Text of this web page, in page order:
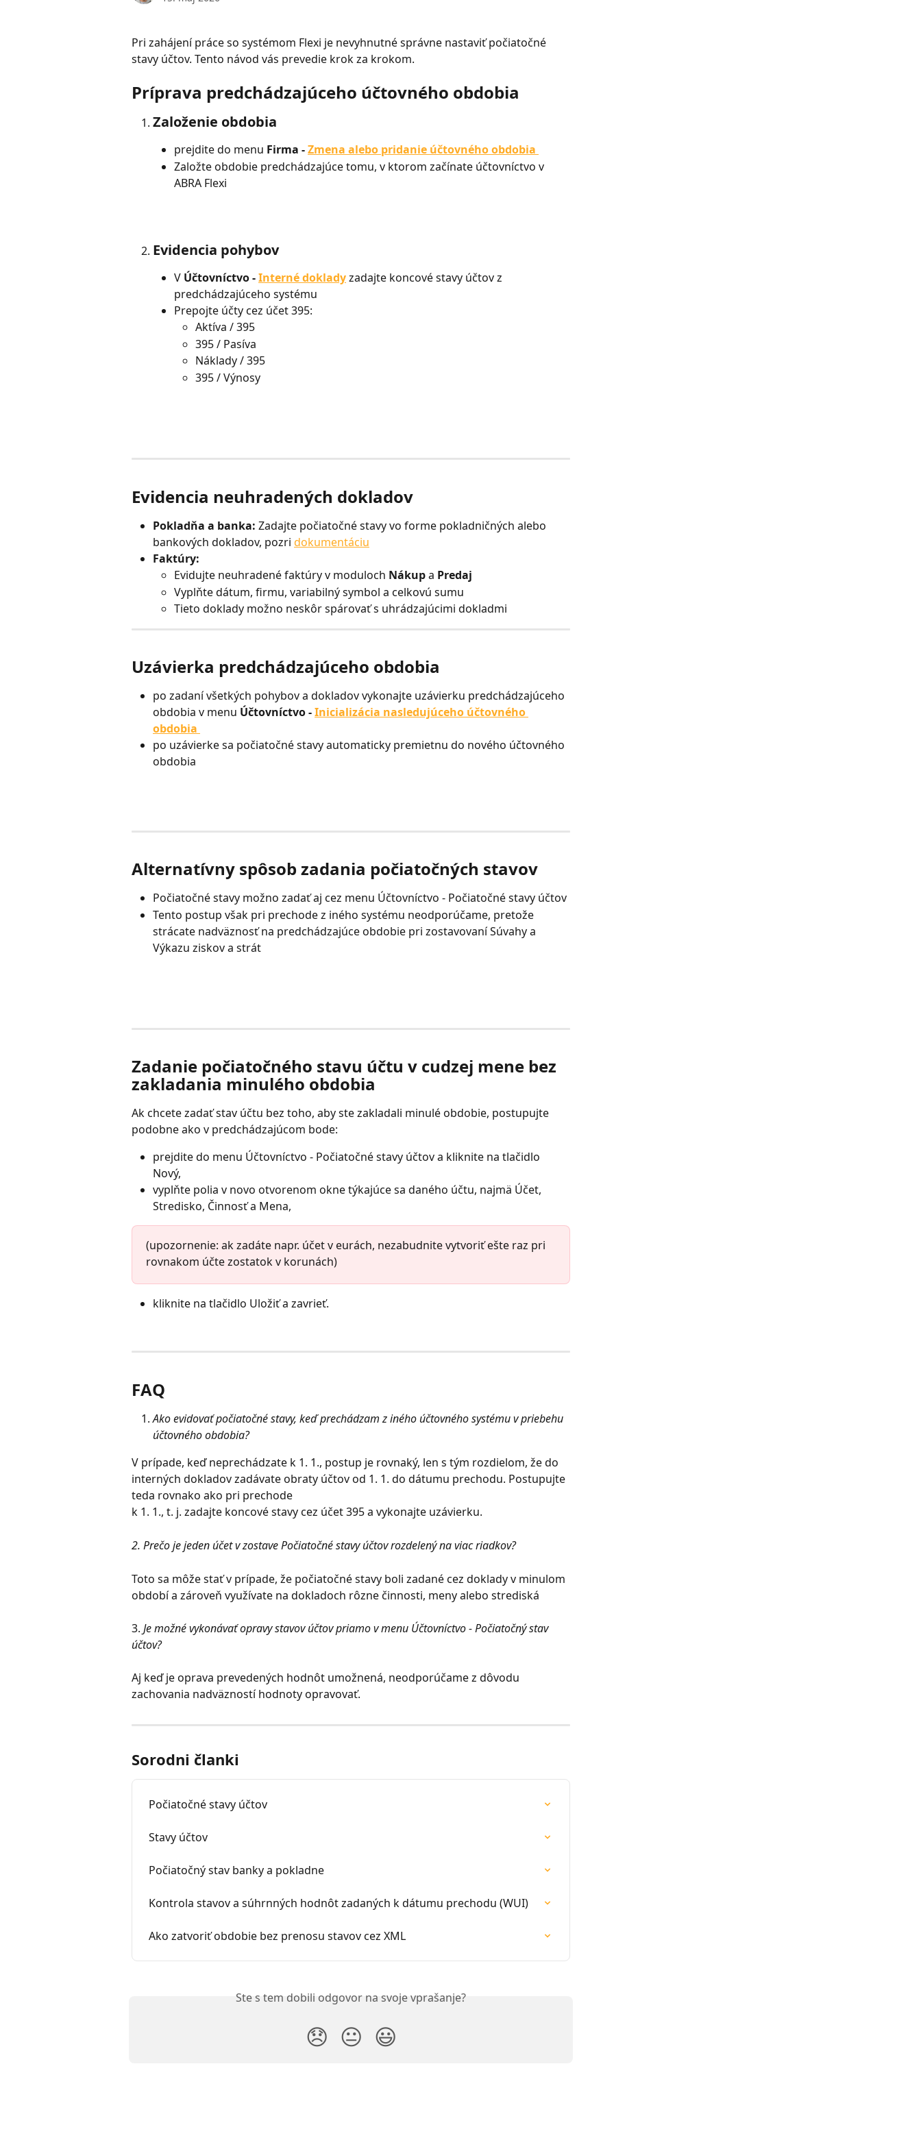
Pri zahájení práce so systémom Flexi je nevyhnutné správne nastaviť počiatočné
stavy účtov. Tento návod vás prevedie krok za krokom.
Príprava predchádzajúceho účtovného obdobia
Založenie obdobia
prejdite do menu Firma - Zmena alebo pridanie účtovného obdobia
Založte obdobie predchádzajúce tomu, v ktorom začínate účtovníctvo v
ABRA Flexi
Evidencia pohybov
V Účtovníctvo - Interné dokladyzadajte koncové stavy účtov z
predchádzajúceho systému
Prepojte účty cez účet 395:
Aktíva / 395
395 / Pasíva
Náklady / 395
395 / Výnosy
Evidencia neuhradených dokladov
Pokladňa a banka: Zadajte počiatočné stavy vo forme pokladničných alebo
bankových dokladov, pozri dokumentáciu
Faktúry:
Evidujte neuhradené faktúry v moduloch Nákup a Predaj
Vyplňte dátum, firmu, variabilný symbol a celkovú sumu
Tieto doklady možno neskôr spárovať s uhrádzajúcimi dokladmi
Uzávierka predchádzajúceho obdobia
po zadaní všetkých pohybov a dokladov vykonajte uzávierku predchádzajúceho
obdobia v menu Účtovníctvo - Inicializácia nasledujúceho účtovného
obdobia
po uzávierke sa počiatočné stavy automaticky premietnu do nového účtovného
obdobia
Alternatívny spôsob zadania počiatočných stavov
Počiatočné stavy možno zadať aj cez menu Účtovníctvo - Počiatočné stavy účtov
Tento postup však pri prechode z iného systému neodporúčame, pretože
strácate nadväznosť na predchádzajúce obdobie pri zostavovaní Súvahy a
Výkazu ziskov a strát
Zadanie počiatočného stavu účtu v cudzej mene bez
zakladania minulého obdobia
Ak chcete zadať stav účtu bez toho, aby ste zakladali minulé obdobie, postupujte
podobne ako v predchádzajúcom bode:
prejdite do menu Účtovníctvo - Počiatočné stavy účtov a kliknite na tlačidlo
Nový,
vyplňte polia v novo otvorenom okne týkajúce sa daného účtu, najmä Účet,
Stredisko, Činnosť a Mena,
(upozornenie: ak zadáte napr. účet v eurách, nezabudnite vytvoriť ešte raz pri
rovnakom účte zostatok v korunách)
kliknite na tlačidlo Uložiť a zavrieť.
FAQ
Ako evidovať počiatočné stavy, keď prechádzam z iného účtovného systému v priebehu
účtovného obdobia?
V prípade, keď neprechádzate k 1. 1., postup je rovnaký, len s tým rozdielom, že do
interných dokladov zadávate obraty účtov od 1. 1. do dátumu prechodu. Postupujte
teda rovnako ako pri prechode
k 1. 1., t. j. zadajte koncové stavy cez účet 395 a vykonajte uzávierku.
2. Prečo je jeden účet v zostave Počiatočné stavy účtov rozdelený na viac riadkov?
Toto sa môže stať v prípade, že počiatočné stavy boli zadané cez doklady v minulom
období a zároveň využívate na dokladoch rôzne činnosti, meny alebo strediská
3. Je možné vykonávať opravy stavov účtov priamo v menu Účtovníctvo - Počiatočný stav
účtov?
Aj keď je oprava prevedených hodnôt umožnená, neodporúčame z dôvodu
zachovania nadväzností hodnoty opravovať.
Sorodni članki
Počiatočné stavy účtov
Stavy účtov
Počiatočný stav banky a pokladne
Kontrola stavov a súhrnných hodnôt zadaných k dátumu prechodu (WUI)
Ako zatvoriť obdobie bez prenosu stavov cez XML
Ste s tem dobili odgovor na svoje vprašanje?
😞 😐 😃